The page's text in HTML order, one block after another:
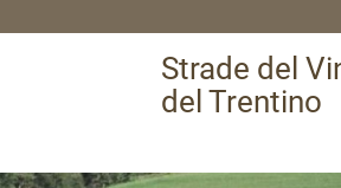
Strade del
del Trentino